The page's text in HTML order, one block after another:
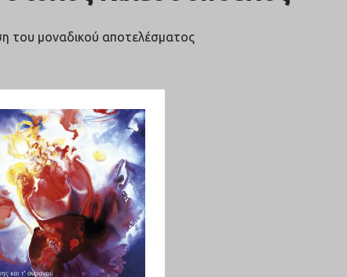
του μοναδικού αποτελέσματος